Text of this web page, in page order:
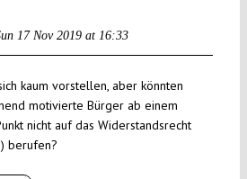
17 Nov 2019 at 16:33
kaum vorstellen, aber könnten
motivierte Bürger ab einem
nicht auf das Widerstandsrecht
berufen?